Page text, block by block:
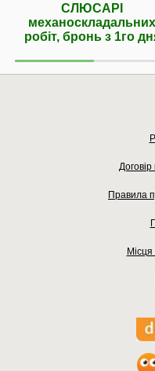
СЛЮСАРІ
механоскладальних
робіт, бронь з 1го
Правила
Місця